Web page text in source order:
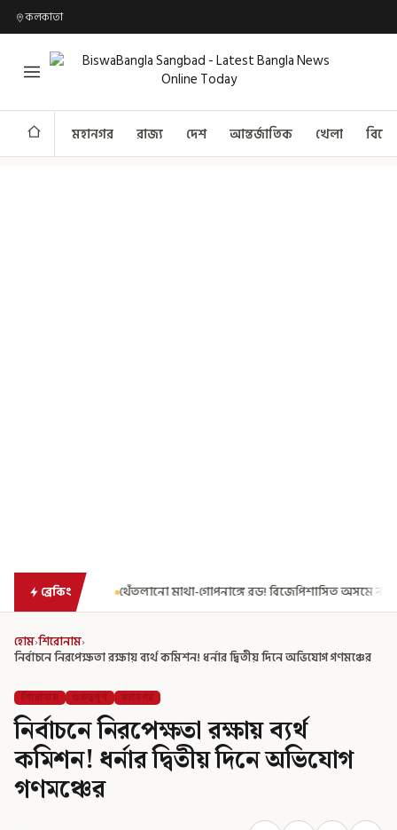
কলকাতা
মহানগর রাজ্য দেশ আন্তর্জাতিক খেলা
ব্রেকিং
রড! বিজেপিশাসিত অসমে নাবালিকার নৃশংস পরিণতি ব্রড পর্বতশৃঙ্গে
হোম›শিরোনাম›
নির্বাচনে নিরপেক্ষতা রক্ষায় ব্যর্থ কমিশন! ধর্নার দ্বিতীয় দিনে অভিযোগ গণমঞ্চের
শিরোনাম গুরুত্বপূর্ণ মহানগর
নির্বাচনে নিরপেক্ষতা রক্ষায় ব্যর্থ
কমিশন! ধর্নার দ্বিতীয় দিনে অভিযোগ
গণমঞ্চের